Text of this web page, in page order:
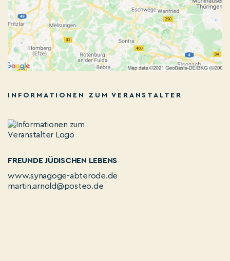
INFORMATIONEN ZUM VERANSTALTER
FREUNDE JÜDISCHEN LEBENS
www.synagoge-abterode.de
martin.arnold@posteo.de